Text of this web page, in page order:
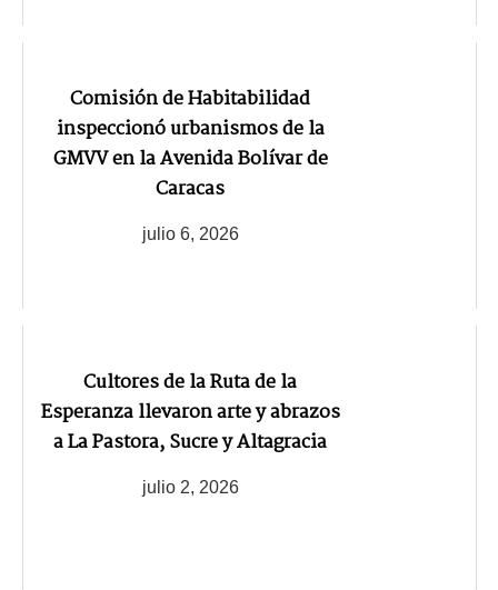
Comisión de Habitabilidad
inspeccionó urbanismos de la
GMVV en la Avenida Bolívar de
Caracas
julio 6, 2026
Cultores de la Ruta de la
Esperanza llevaron arte y abrazos
a La Pastora, Sucre y Altagracia
julio 2, 2026